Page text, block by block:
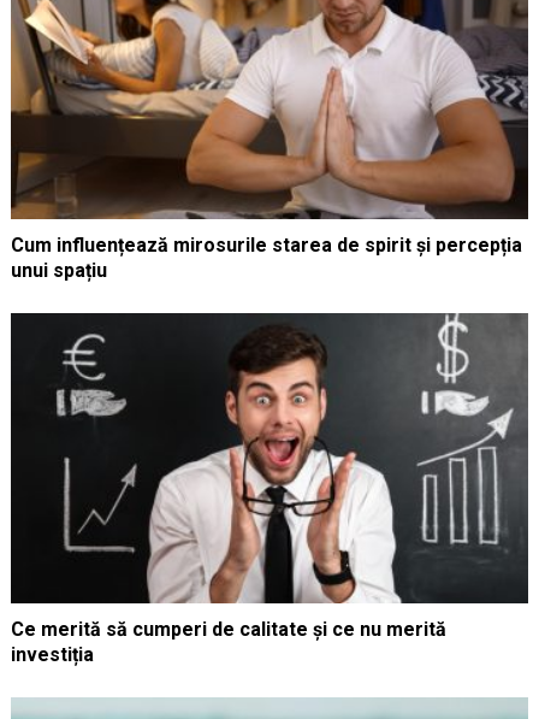
Cum influențează mirosurile starea de spirit și percepția
unui spațiu
Ce merită să cumperi de calitate și ce nu merită
investiția